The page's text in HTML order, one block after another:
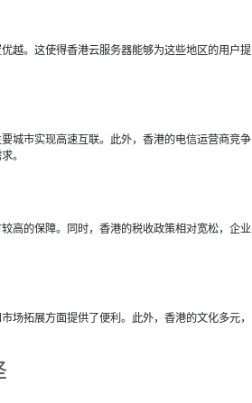
越。这使得香港云服务器能够为这些地区的用户提
城市实现高速互联。此外，香港的电信运营商竞争
。
高的保障。同时，香港的税收政策相对宽松，企业
场拓展方面提供了便利。此外，香港的文化多元，